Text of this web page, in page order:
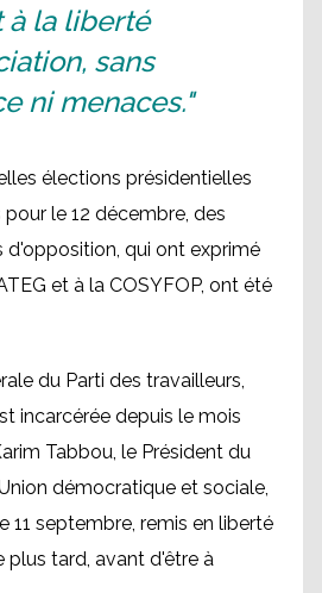
à la liberté
sans
ni menaces."
élections présidentielles
le 12 décembre, des
d'opposition, qui ont exprimé
et à la COSYFOP, ont été
du Parti des travailleurs,
incarcérée depuis le mois
Tabbou, le Président du
démocratique et sociale,
11 septembre, remis en liberté
plus tard, avant d'être à